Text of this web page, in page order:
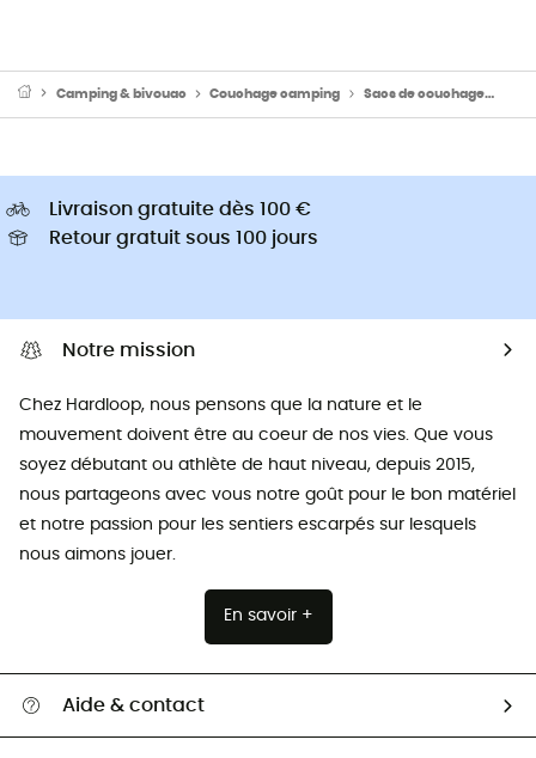
Camping & bivouac Couchage camping Sacs de couchage
Livraison gratuite dès 100 €
Retour gratuit sous 100 jours
Notre mission
Chez Hardloop, nous pensons que la nature et le
mouvement doivent être au coeur de nos vies. Que vous
soyez débutant ou athlète de haut niveau, depuis 2015,
nous partageons avec vous notre goût pour le bon matériel
et notre passion pour les sentiers escarpés sur lesquels
nous aimons jouer.
En savoir +
Aide & contact